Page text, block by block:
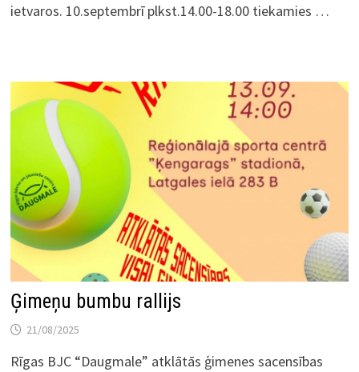
ietvaros. 10.septembrī plkst.14.00-18.00 tiekamies …
Ģimeņu bumbu rallijs
21/08/2025
Rīgas BJC “Daugmale” atklātās ģimenes sacensības